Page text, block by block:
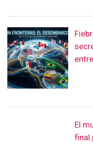
El
final